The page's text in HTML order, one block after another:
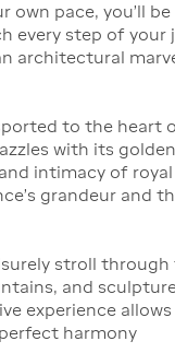
pace, you'll
step of your
architectural
to the heart
with its
intimacy of
grandeur and
stroll through
and
experience
harmony